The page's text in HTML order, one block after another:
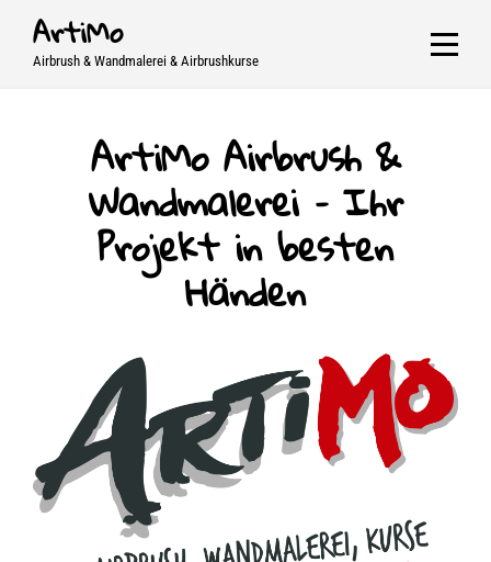
SkipArtiMo
Airbrush & Wandmalerei & Airbrushkurse
ArtiMo Airbrush &
Wandmalerei – Ihr
Projekt in besten
Händen